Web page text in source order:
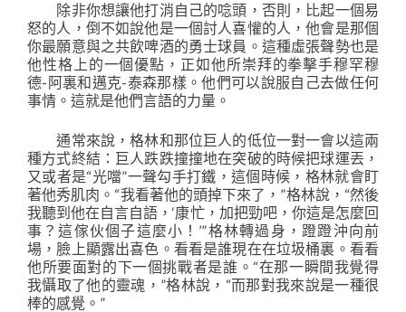
除非你想讓他打消自己的唸頭，否則，比起一個易
怒的人，倒不如說他是一個討人喜懽的人，他會是那個
你最願意與之共飲啤酒的勇士球員。這種虛張聲勢也是
他性格上的一個優點，正如他所崇拜的拳擊手穆罕穆
德-阿裏和邁克-泰森那樣。他們可以說服自己去做任何
事情。這就是他們言語的力量。
通常來說，格林和那位巨人的低位一對一會以這兩
種方式終結：巨人跌跌撞撞地在突破的時候把球運丟，
又或者是“光噹”一聲勾手打鐵，這個時候，格林就會盯
著他秀肌肉。“我看著他的頭掉下來了，”格林說，“然後
我聽到他在自言自語，‘康忙，加把勁吧，你這是怎麼回
事？這傢伙個子這麼小！’”格林轉過身，蹬蹬沖向前
場，臉上顯露出喜色。看看是誰現在在垃圾桶裏。看看
他所要面對的下一個挑戰者是誰。“在那一瞬間我覺得
我懾取了他的靈魂，”格林說，“而那對我來說是一種很
棒的感覺。”